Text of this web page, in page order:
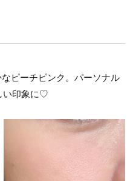
ピーチピンク。パーソナル
い印象に♡